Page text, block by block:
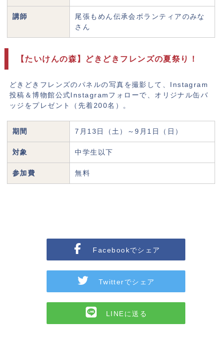
講師
尾張もめん伝承会ボランティアのみな
さん
【たいけんの森】どきどきフレンズの夏祭り！
どきどきフレンズのパネルの写真を撮影して、Instagram
投稿＆博物館公式Instagramフォローで、オリジナル缶バ
ッジをプレゼント（先着200名）。
期間 7月13日（土）～9月1日（日）
対象 中学生以下
参加費 無料
Facebookでシェア
Twitterでシェア
LINEに送る